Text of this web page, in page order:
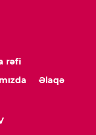
rəfi
Əlaqə